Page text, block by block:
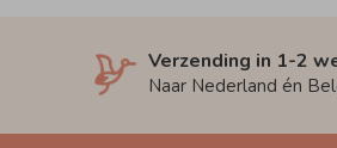
Verzending in 1-2
Naar Nederland én